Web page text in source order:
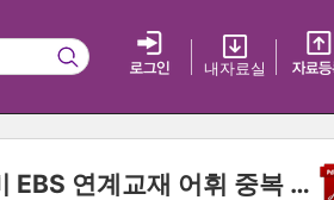
내 자료실
2016년 수능대비 EBS 연계교재 어휘 중복 포함 8727개 마무리 [객관식]